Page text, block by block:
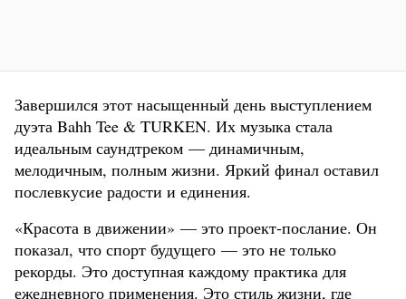
Завершился этот насыщенный день выступлением
дуэта Bahh Tee & TURKEN. Их музыка стала
идеальным саундтреком — динамичным,
мелодичным, полным жизни. Яркий финал оставил
послевкусие радости и единения.
«Красота в движении» — это проект-послание. Он
показал, что спорт будущего — это не только
рекорды. Это доступная каждому практика для
ежедневного применения. Это стиль жизни, где